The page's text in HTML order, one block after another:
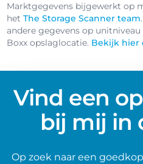
Marktgegevens bijgewerkt op
hetThe Storage Scanner team
andere gegevens op unitniveau
Boxx opslaglocatie. Bekijk hier
Vind een
bij mij in
Op zoek naar een